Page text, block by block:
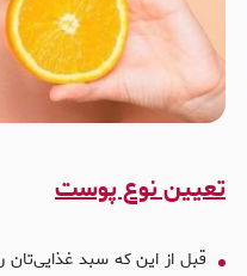
تعیین نوع پوست
قبل از این که سبد غذایی‌تان